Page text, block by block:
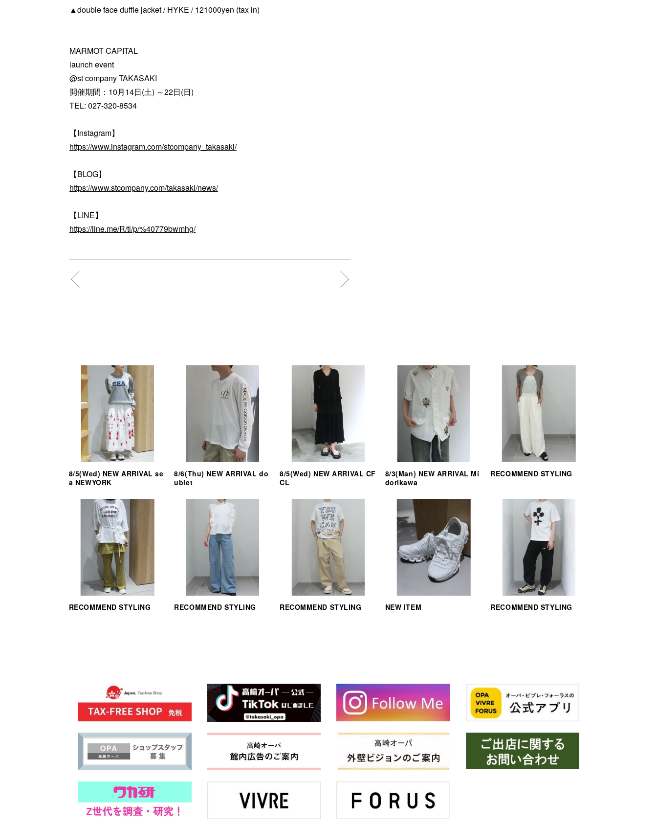
▲double face duffle jacket / HYKE / 121000yen (tax in)
MARMOT CAPITAL
launch event
@st company TAKASAKI
開催期間：10月14日(土) ～22日(日)
TEL: 027-320-8534
【Instagram】
https://www.instagram.com/stcompany_takasaki/
【BLOG】
https://www.stcompany.com/takasaki/news/
【LINE】
https://line.me/R/ti/p/%40779bwmhg/
8/5(Wed) NEW ARRIVAL se
a NEWYORK
8/6(Thu) NEW ARRIVAL do
ublet
8/5(Wed) NEW ARRIVAL CF
CL
8/3(Man) NEW ARRIVAL Mi
dorikawa
RECOMMEND STYLING
RECOMMEND STYLING RECOMMEND STYLING RECOMMEND STYLING NEW ITEM RECOMMEND STYLING